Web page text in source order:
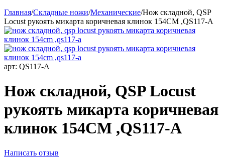
Главная/Складные ножи/Механические/Нож складной, QSP
Locust рукоять микарта коричневая клинок 154CM ,QS117-A
арт: QS117-A
Нож складной, QSP Locust
рукоять микарта коричневая
клинок 154CM ,QS117-A
Написать отзыв